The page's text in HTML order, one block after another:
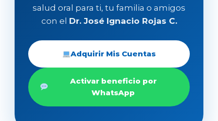
salud oral para ti, tu familia o amigos
con el Dr. José Ignacio Rojas C.
Adquirir Mis Cuentas
Activar beneficio por
WhatsApp